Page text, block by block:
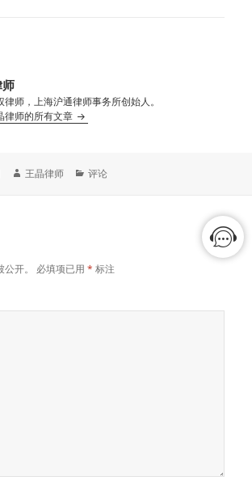
律师，上海沪通律师事务所创始人。
律师的所有文章
作
王晶律师
分
评论
开。 必填项已用* 标注